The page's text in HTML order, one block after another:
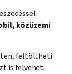
közüzemi
feltöltheti
is felvehet.